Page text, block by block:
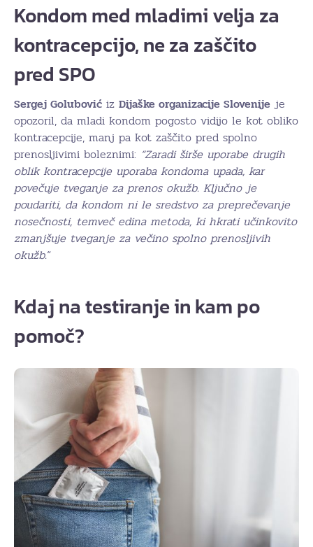
Kondom med mladimi velja za
kontracepcijo, ne za zaščito
pred SPO
Sergej Golubović iz Dijaške organizacije Slovenije je
opozoril, da mladi kondom pogosto vidijo le kot obliko
kontracepcije, manj pa kot zaščito pred spolno
prenosljivimi boleznimi: “Zaradi širše uporabe drugih
oblik kontracepcije uporaba kondoma upada, kar
povečuje tveganje za prenos okužb. Ključno je
poudariti, da kondom ni le sredstvo za preprečevanje
nosečnosti, temveč edina metoda, ki hkrati učinkovito
zmanjšuje tveganje za večino spolno prenosljivih
okužb.“
Kdaj na testiranje in kam po
pomoč?